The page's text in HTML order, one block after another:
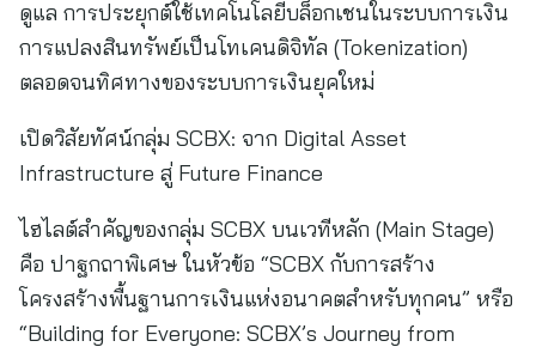
ดูแล การประยุกต์ใช้เทคโนโลยีบล็อกเชนในระบบการเงิน
การแปลงสินทรัพย์เป็นโทเคนดิจิทัล (Tokenization)
ตลอดจนทิศทางของระบบการเงินยุคใหม่
เปิดวิสัยทัศน์กลุ่ม SCBX: จาก Digital Asset
Infrastructure สู่ Future Finance
ไฮไลต์สำคัญของกลุ่ม SCBX บนเวทีหลัก (Main Stage)
คือ ปาฐกถาพิเศษ ในหัวข้อ “SCBX กับการสร้าง
โครงสร้างพื้นฐานการเงินแห่งอนาคตสำหรับทุกคน” หรือ
“Building for Everyone: SCBX’s Journey from